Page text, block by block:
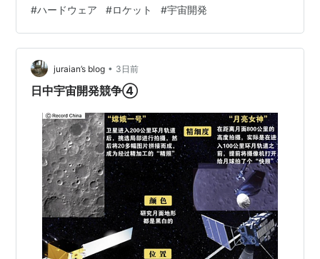
ため自作しています。最終的に出来あがったものはマッ
チと豆電球と紙でできる程度のものですが、結局3か月程
度かかりました。 結論を先に書くと、原因の見立てを間
違えていたせいで、ずっと遠回りをしていました。
#ハードウェア #ロケット #宇宙開発
juraian’s blog • 3日前
日中宇宙開発競争④